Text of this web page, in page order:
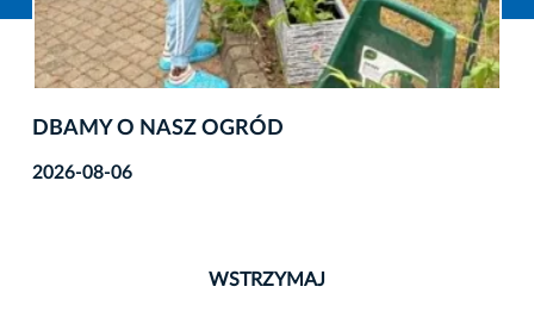
DBAMY O NASZ OGRÓD
2026-08-06
WSTRZYMAJ